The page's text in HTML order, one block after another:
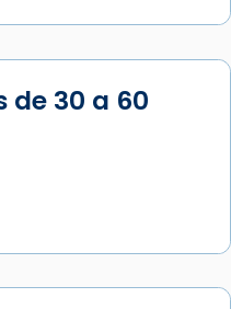
de 30 a 60